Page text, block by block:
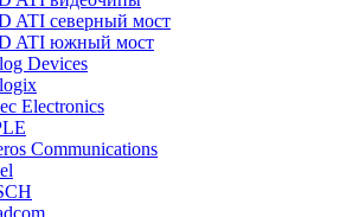
ATI северный мост
ATI южный мост
Devices
Electronics
Communications